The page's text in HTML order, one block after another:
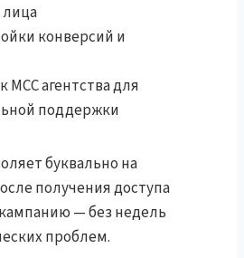
конверсий и
агентства для
поддержки
буквально на
получения доступа
— без недель
проблем.